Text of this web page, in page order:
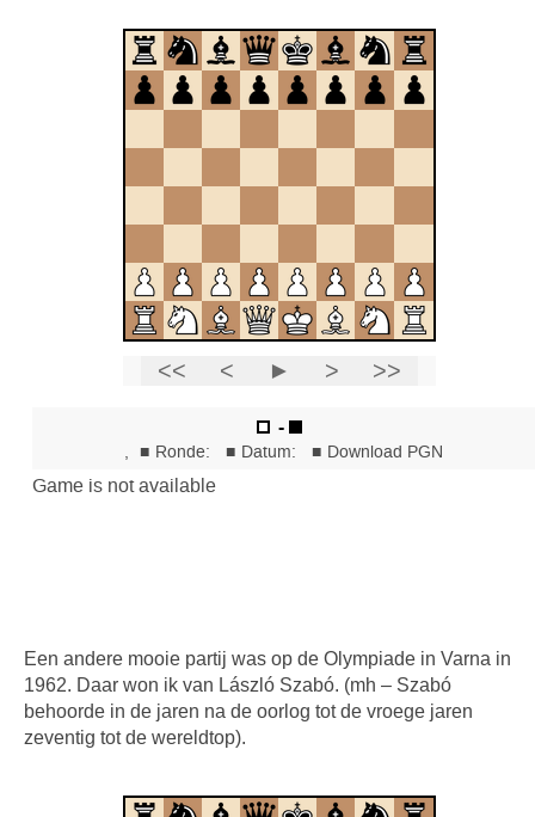
Een andere mooie partij was op de Olympiade in Varna in
1962. Daar won ik van László Szabó. (mh – Szabó
behoorde in de jaren na de oorlog tot de vroege jaren
zeventig tot de wereldtop).